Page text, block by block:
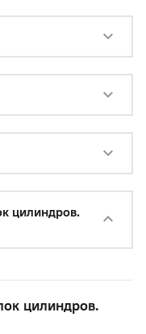
цилиндров.
цилиндров.